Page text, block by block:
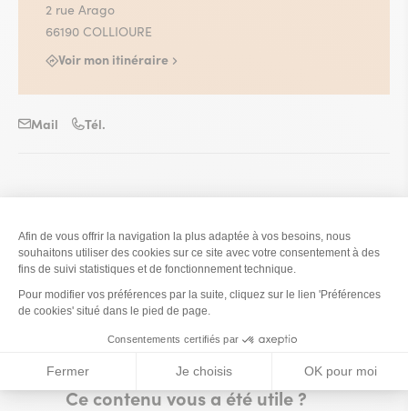
Le restaurant
Tarifs
2 rue Arago
66190 COLLIOURE
Voir mon itinéraire
Mail Tél.
Ce contenu vous a été utile ?